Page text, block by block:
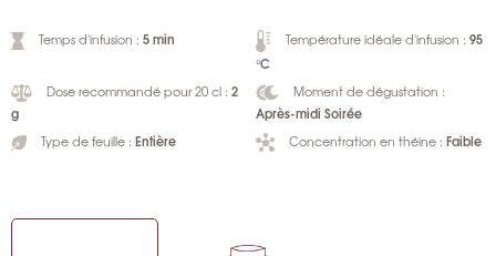
Temps d'infusion : 5 min Température idéale d'infusion : 95
°C
Dose recommandé pour 20 cl : 2
g
Moment de dégustation :
Après-midi Soirée
Type de feuille : Entière Concentration en théine : Faible